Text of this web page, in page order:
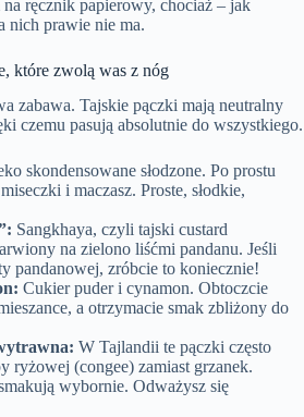
ręcznik papierowy, chociaż – jak
nich prawie nie ma.
które zwolą was z nóg
zabawa. Tajskie pączki mają neutralny
czemu pasują absolutnie do wszystkiego.
skondensowane słodzone. Po prostu
i maczasz. Proste, słodkie,
Sangkhaya, czyli tajski custard
na zielono liśćmi pandanu. Jeśli
pandanowej, zróbcie to koniecznie!
Cukier puder i cynamon. Obtoczcie
a otrzymacie smak zbliżony do
W Tajlandii te pączki często
ryżowej (congee) zamiast grzanek.
wybornie. Odważysz się